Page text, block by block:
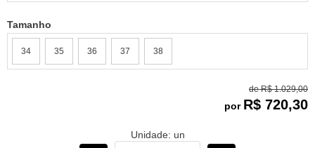
Tamanho
34 35 36 37 38
de R$ 1.029,00
por R$ 720,30
Unidade: un